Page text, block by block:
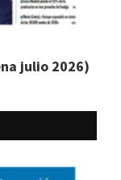
julio 2026)